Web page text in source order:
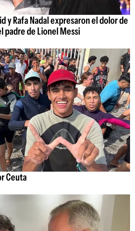
y Rafa Nadal expresaron el dolor de
padre de Lionel Messi
Ceuta